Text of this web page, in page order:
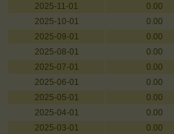
2025-11-01
0.00
2025-10-01
0.00
2025-09-01
0.00
2025-08-01
0.00
2025-07-01
0.00
2025-06-01
0.00
2025-05-01
0.00
2025-04-01
0.00
2025-03-01
0.00